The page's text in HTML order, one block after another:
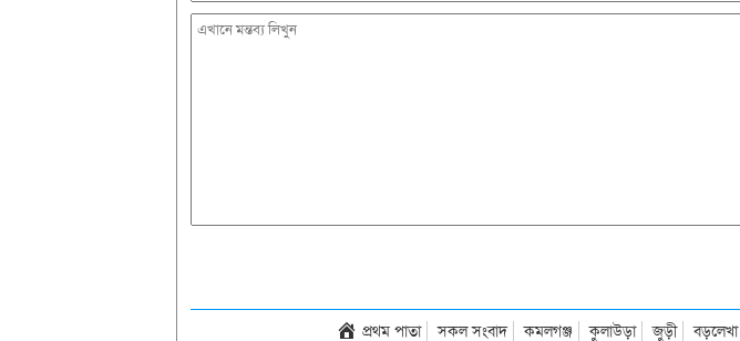
প্রথম পাতা সকল সংবাদ কমলগঞ্জ কুলাউড়া জুড়ী বড়লেখা